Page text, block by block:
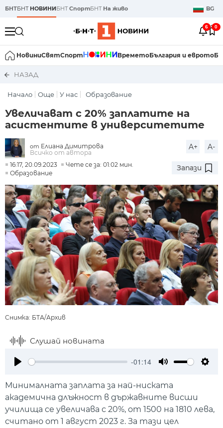
БНТБНТ НОВИНИБНТСпортБНТ На живо BG
6 0
НовиниСвятСпорт ВреметоБългария и еврото
НАЗАД
Начало Още У нас Образование
Увеличават с 20% заплатите на
асистентите в университетите
от Елиана Димитрова
Всичко от автора
A+ A-
16:17, 20.09.2023
Чете се за: 01:02 мин.
Образование
Запази
Снимка: БТА/Архив
Слушай новината
-01:14
Минималната заплата за най-ниската
академична длъжност в държавните висши
училища се увеличава с 20%, от 1500 на 1810 лева,
считано от 1 август 2023 г. За тази цел